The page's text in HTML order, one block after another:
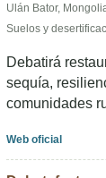
Ulán Bator,
Suelos y
Debatirá
sequía,
comunidades
Web oficial